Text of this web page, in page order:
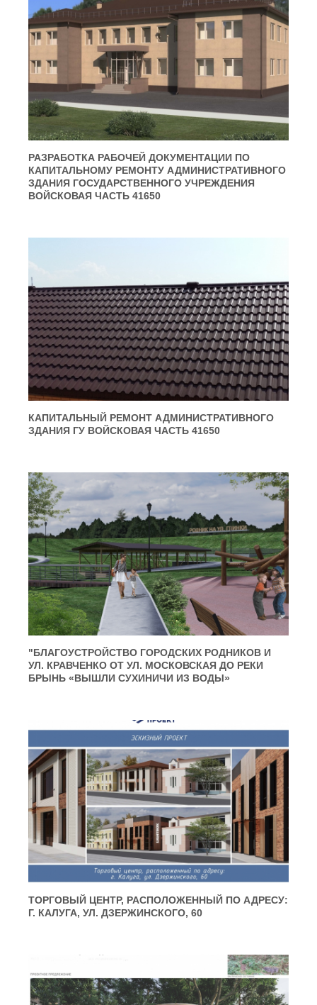
РАЗРАБОТКА РАБОЧЕЙ ДОКУМЕНТАЦИИ ПО
КАПИТАЛЬНОМУ РЕМОНТУ АДМИНИСТРАТИВНОГО
ЗДАНИЯ ГОСУДАРСТВЕННОГО УЧРЕЖДЕНИЯ
ВОЙСКОВАЯ ЧАСТЬ 41650
КАПИТАЛЬНЫЙ РЕМОНТ АДМИНИСТРАТИВНОГО
ЗДАНИЯ ГУ ВОЙСКОВАЯ ЧАСТЬ 41650
"БЛАГОУСТРОЙСТВО ГОРОДСКИХ РОДНИКОВ И
УЛ. КРАВЧЕНКО ОТ УЛ. МОСКОВСКАЯ ДО РЕКИ
БРЫНЬ «ВЫШЛИ СУХИНИЧИ ИЗ ВОДЫ»
ТОРГОВЫЙ ЦЕНТР, РАСПОЛОЖЕННЫЙ ПО АДРЕСУ:
Г. КАЛУГА, УЛ. ДЗЕРЖИНСКОГО, 60